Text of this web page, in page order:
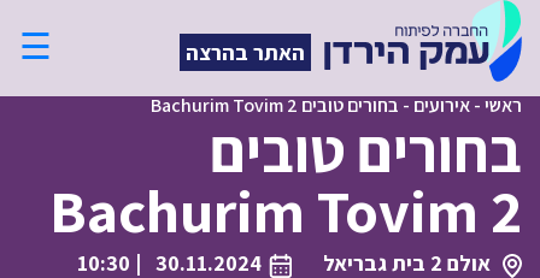
האתר בהרצה ☰
ראשי-אירועים - בחורים טובים Bachurim Tovim 2
בחורים טובים
Bachurim Tovim 2
אולם 2 בית גבריאל 30.11.2024
| 10:30